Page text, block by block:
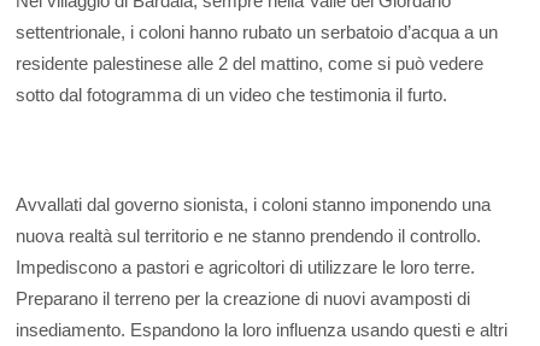
settentrionale, i coloni hanno rubato un serbatoio d’acqua a un
residente palestinese alle 2 del mattino, come si può vedere
sotto dal fotogramma di un video che testimonia il furto.
Avvallati dal governo sionista, i coloni stanno imponendo una
nuova realtà sul territorio e ne stanno prendendo il controllo.
Impediscono a pastori e agricoltori di utilizzare le loro terre.
Preparano il terreno per la creazione di nuovi avamposti di
insediamento. Espandono la loro influenza usando questi e altri